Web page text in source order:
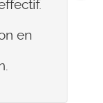
en